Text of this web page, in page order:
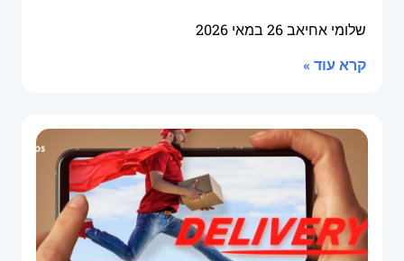
שלומי אחיאב26 במאי 2026
קרא עוד »